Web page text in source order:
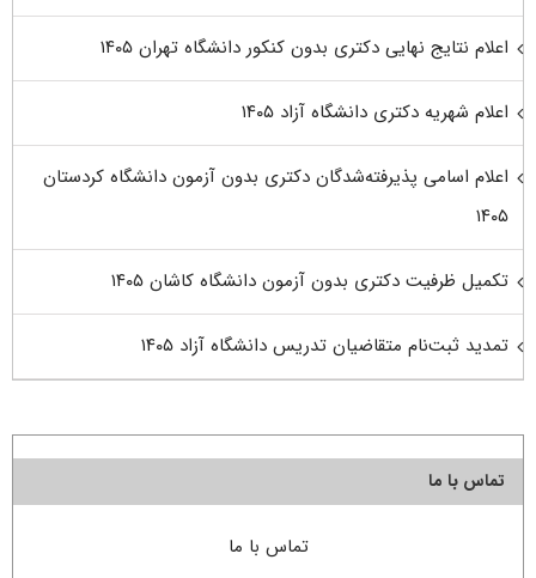
اعلام نتایج نهایی دکتری بدون کنکور دانشگاه تهران ۱۴۰۵
اعلام شهریه دکتری دانشگاه آزاد ۱۴۰۵
اعلام اسامی پذیرفته‌شدگان دکتری بدون آزمون دانشگاه کردستان
۱۴۰۵
تکمیل ظرفیت دکتری بدون آزمون دانشگاه کاشان ۱۴۰۵
تمدید ثبت‌نام متقاضیان تدریس دانشگاه آزاد ۱۴۰۵
تماس با ما
تماس با ما